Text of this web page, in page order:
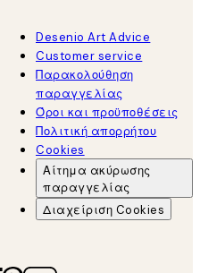
Desenio Art Advice
Customer service
Παρακολούθηση
παραγγελίας
Όροι και προϋποθέσεις
Πολιτική απορρήτου
Cookies
Αίτημα ακύρωσης
παραγγελίας
Διαχείριση Cookies